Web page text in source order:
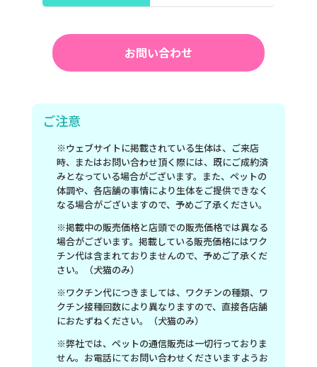
お問い合わせ
ご注意
※ウェブサイトに掲載されている生体は、ご来店
時、またはお問い合わせ頂く際には、既にご成約済
みとなっている場合がございます。また、ペットの
体調や、各店舗の事情により生体をご提供できなく
なる場合がございますので、予めご了承ください。
※掲載中の販売価格と店頭での販売価格では異なる
場合がございます。掲載している販売価格にはワク
チン代は含まれておりませんので、予めご了承くだ
さい。（犬猫のみ）
※ワクチン代につきましては、ワクチンの種類、ワ
クチン接種回数により異なりますので、直接各店舗
におたずねください。（犬猫のみ）
※弊社では、ペットの通信販売は一切行っておりま
せん。お電話にてお問い合わせくださいますようお